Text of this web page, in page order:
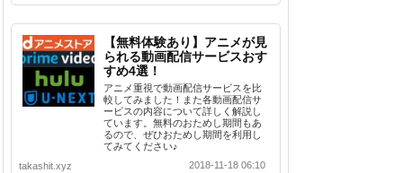
【無料体験あり】アニメが見
られる動画配信サービスおす
すめ4選！
アニメ重視で動画配信サービスを比
較してみました！また各動画配信サ
ービスの内容について詳しく解説し
ています。無料のおためし期間もあ
るので、ぜひおためし期間を利用し
てみてください♪
takashit.xyz
2018-11-18 06:10